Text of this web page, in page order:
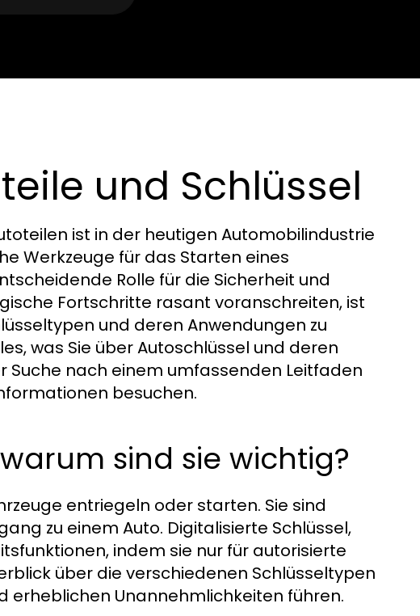
und Schlüssel
ist in der heutigen Automobilindustrie
Werkzeuge für das Starten eines
Rolle für die Sicherheit und
Fortschritte rasant voranschreiten, ist
und deren Anwendungen zu
was Sie über Autoschlüssel und deren
Suche nach einem umfassenden Leitfaden
besuchen.
sind sie wichtig?
entriegeln oder starten. Sie sind
zu einem Auto. Digitalisierte Schlüssel,
indem sie nur für autorisierte
über die verschiedenen Schlüsseltypen
erheblichen Unannehmlichkeiten führen.